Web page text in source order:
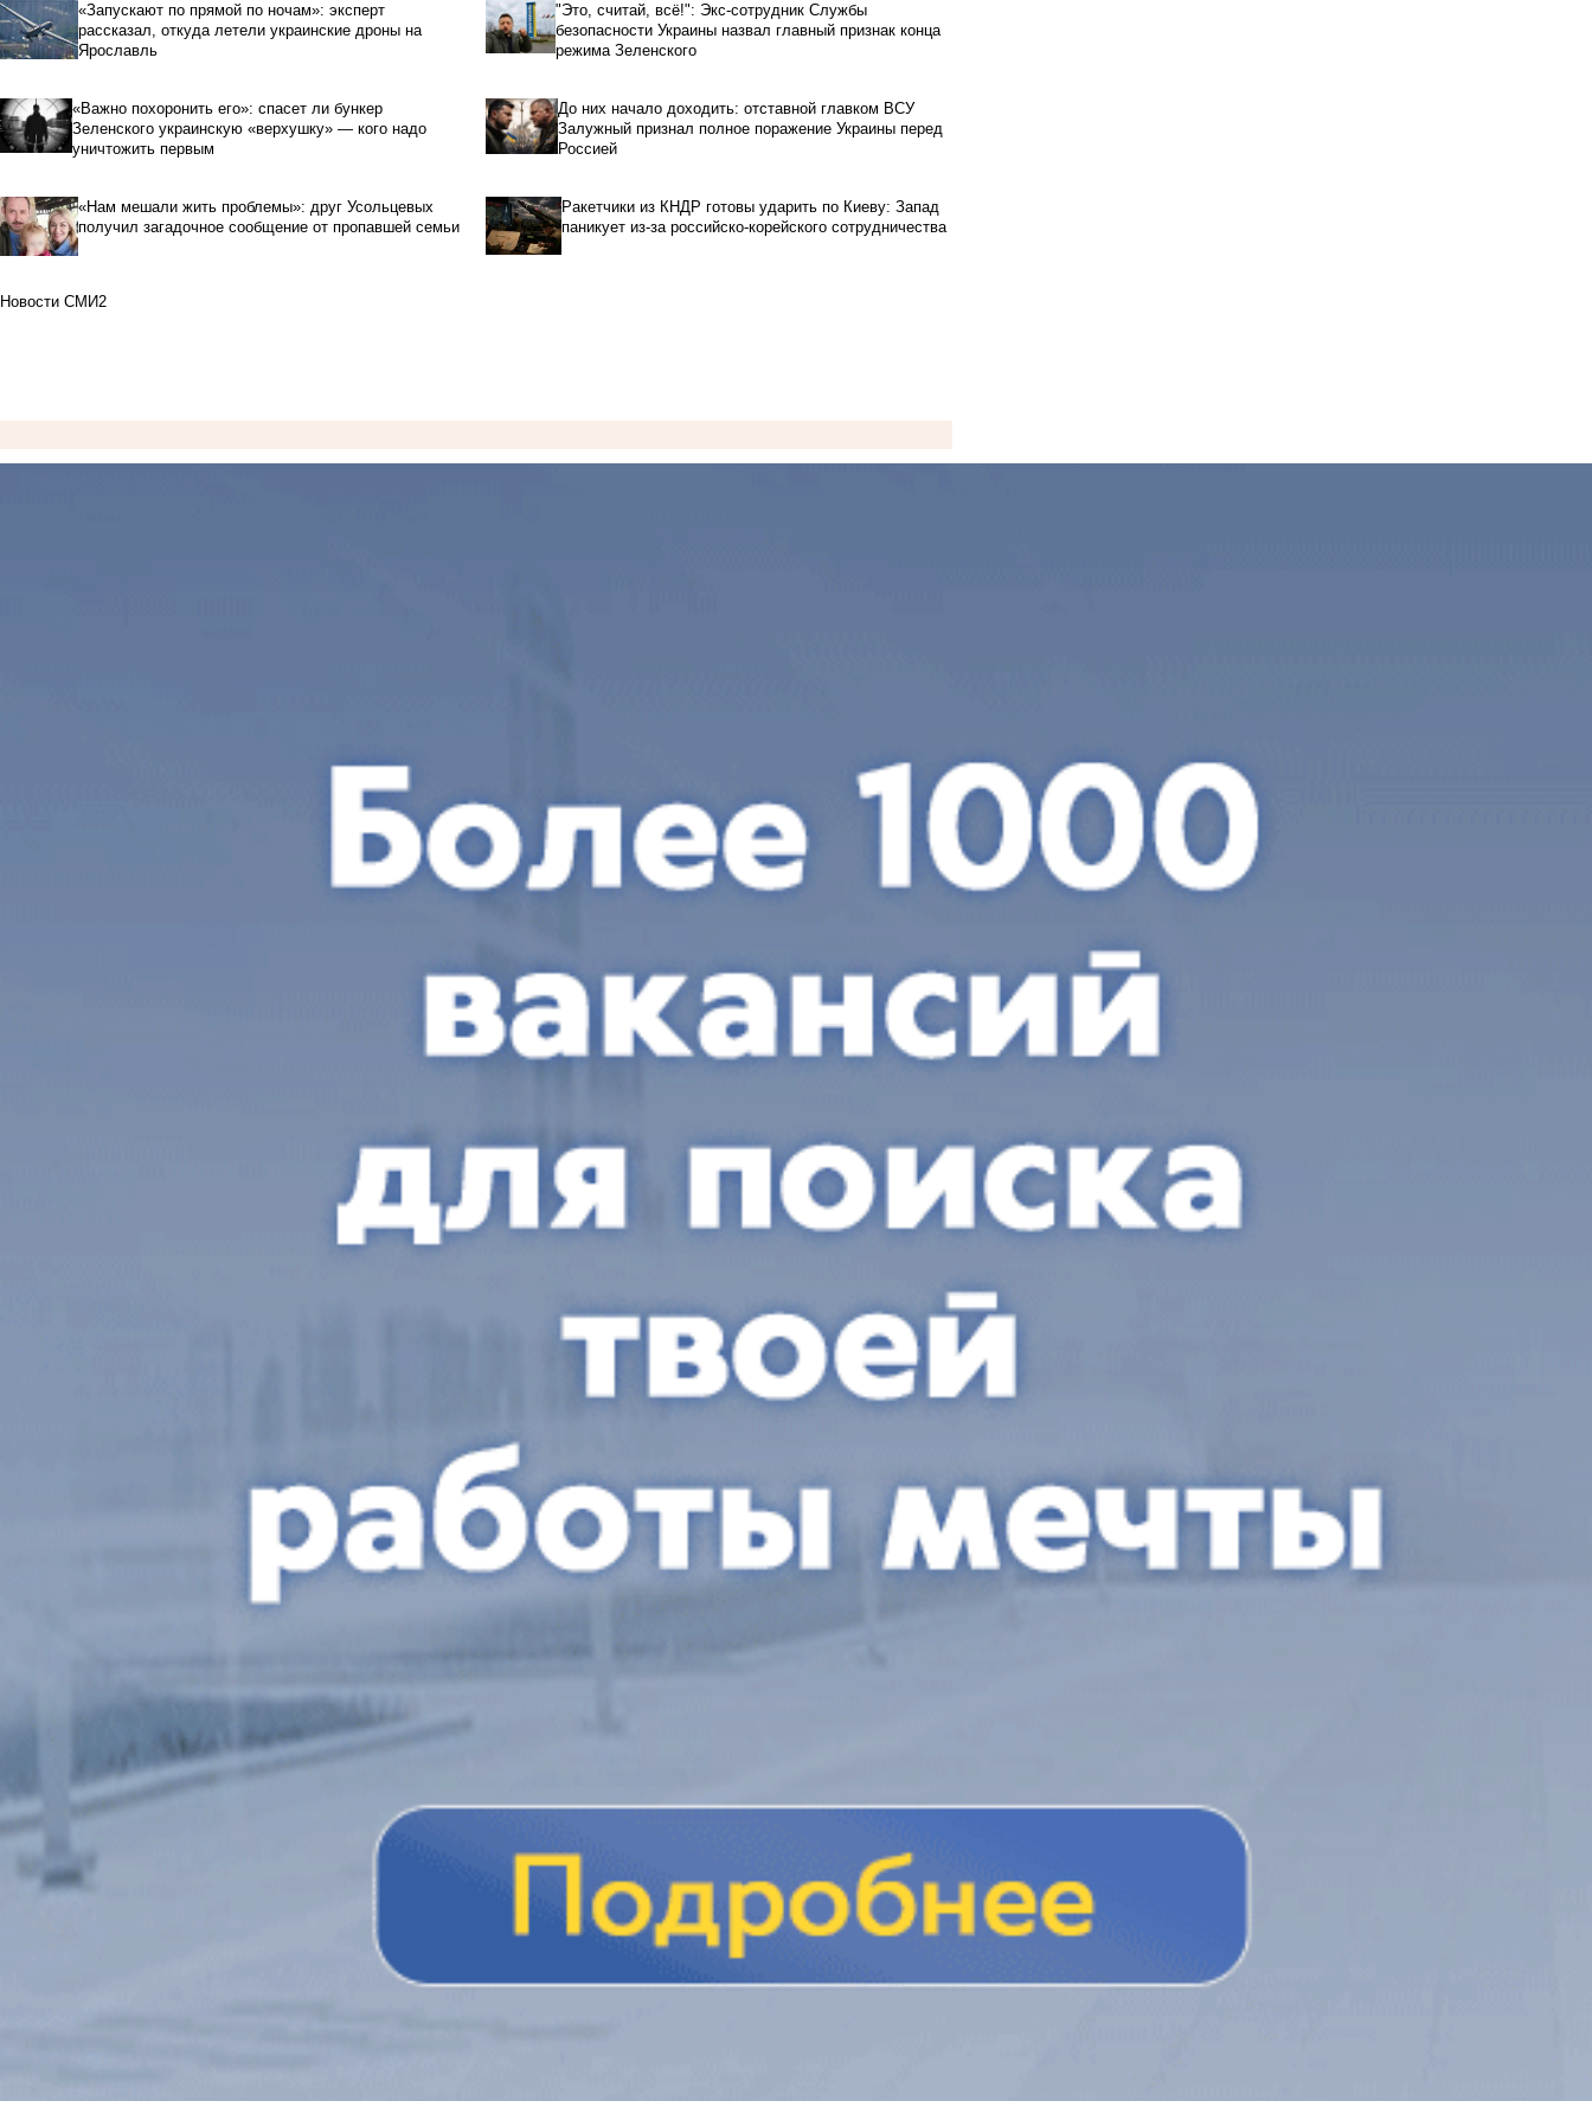
«Запускают по прямой по ночам»: эксперт
рассказал, откуда летели украинские дроны на
Ярославль
"Это, считай, всё!": Экс-сотрудник Службы
безопасности Украины назвал главный признак конца
режима Зеленского
«Важно похоронить его»: спасет ли бункер
Зеленского украинскую «верхушку» — кого надо
уничтожить первым
До них начало доходить: отставной главком ВСУ
Залужный признал полное поражение Украины перед
Россией
«Нам мешали жить проблемы»: друг Усольцевых
получил загадочное сообщение от пропавшей семьи
Ракетчики из КНДР готовы ударить по Киеву: Запад
паникует из-за российско-корейского сотрудничества
Новости СМИ2